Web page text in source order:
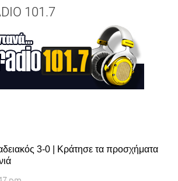
101.7
3-0 | Κράτησε τα προσχήματα